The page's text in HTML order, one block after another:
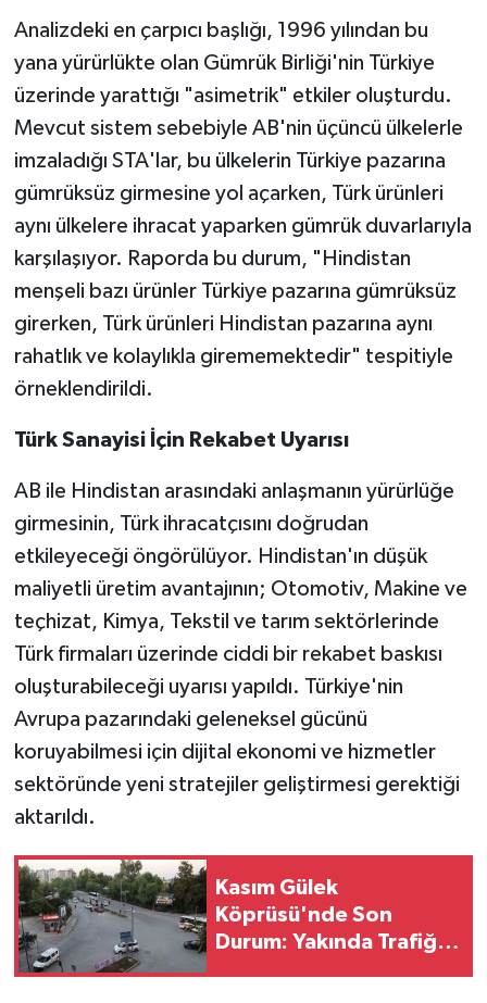
Analizdeki en çarpıcı başlığı, 1996 yılından bu
yana yürürlükte olan Gümrük Birliği'nin Türkiye
üzerinde yarattığı "asimetrik" etkiler oluşturdu.
Mevcut sistem sebebiyle AB'nin üçüncü ülkelerle
imzaladığı STA'lar, bu ülkelerin Türkiye pazarına
gümrüksüz girmesine yol açarken, Türk ürünleri
aynı ülkelere ihracat yaparken gümrük duvarlarıyla
karşılaşıyor. Raporda bu durum, "Hindistan
menşeli bazı ürünler Türkiye pazarına gümrüksüz
girerken, Türk ürünleri Hindistan pazarına aynı
rahatlık ve kolaylıkla girememektedir" tespitiyle
örneklendirildi.
Türk Sanayisi İçin Rekabet Uyarısı
AB ile Hindistan arasındaki anlaşmanın yürürlüğe
girmesinin, Türk ihracatçısını doğrudan
etkileyeceği öngörülüyor. Hindistan'ın düşük
maliyetli üretim avantajının; Otomotiv, Makine ve
teçhizat, Kimya, Tekstil ve tarım sektörlerinde
Türk firmaları üzerinde ciddi bir rekabet baskısı
oluşturabileceği uyarısı yapıldı. Türkiye'nin
Avrupa pazarındaki geleneksel gücünü
koruyabilmesi için dijital ekonomi ve hizmetler
sektöründe yeni stratejiler geliştirmesi gerektiği
aktarıldı.
Kasım Gülek
Köprüsü'nde Son
Durum: Yakında Trafiğe